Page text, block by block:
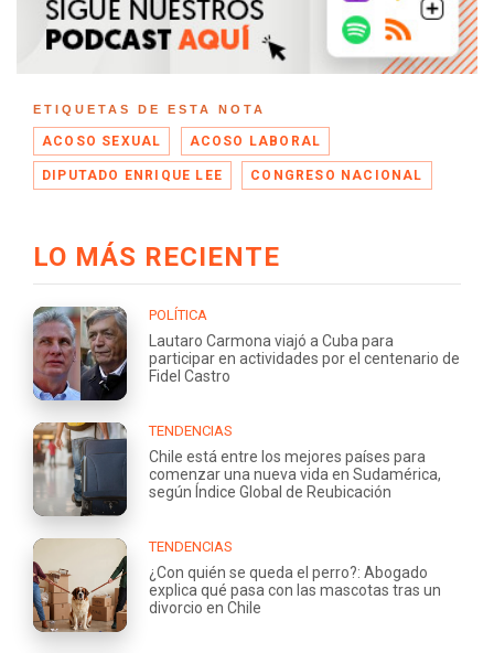
ETIQUETAS DE ESTA NOTA
ACOSO SEXUAL ACOSO LABORAL
DIPUTADO ENRIQUE LEE CONGRESO NACIONAL
LO MÁS RECIENTE
POLÍTICA
Lautaro Carmona viajó a Cuba para
participar en actividades por el centenario de
Fidel Castro
TENDENCIAS
Chile está entre los mejores países para
comenzar una nueva vida en Sudamérica,
según Índice Global de Reubicación
TENDENCIAS
¿Con quién se queda el perro?: Abogado
explica qué pasa con las mascotas tras un
divorcio en Chile